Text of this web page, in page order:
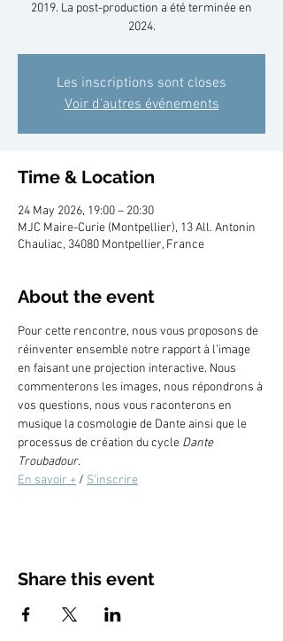
2019. La post-production a été terminée en
2024.
Les inscriptions sont closes
Voir d'autres événements
Time & Location
24 May 2026, 19:00 – 20:30
MJC Maire-Curie (Montpellier), 13 All. Antonin
Chauliac, 34080 Montpellier, France
About the event
Pour cette rencontre, nous vous proposons de
réinventer ensemble notre rapport à l’image
en faisant une projection interactive. Nous
commenterons les images, nous répondrons à
vos questions, nous vous raconterons en
musique la cosmologie de Dante ainsi que le
processus de création du cycle Dante
Troubadour.
En savoir + / S'inscrire
Share this event